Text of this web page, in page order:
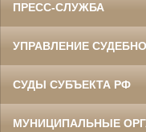
ПРЕСС-СЛУЖБА
УПРАВЛЕНИЕ
СУДЫ СУБЪЕКТА РФ
МУНИЦИПАЛЬНЫЕ